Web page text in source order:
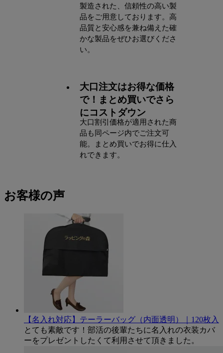
製造された、信頼性の高い製
品をご用意しております。高
品質と安心感を兼ね備えた確
かな製品をぜひお選びくださ
い。
大口注文はお得な価格
で！まとめ買いでさら
にコストダウン
大口割引価格が適用された商
品も同ページ内でご注文可
能。まとめ買いでお得に仕入
れできます。
お客様の声
【名入れ対応】テーラーバッグ（内面透明）｜120枚入
とても素敵です！部活の後輩たちに名入れの衣装カバ
ーをプレゼントしたくて利用させて頂きました。